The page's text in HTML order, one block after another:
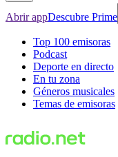
Abrir appDescubre Prime
Top 100 emisoras
Podcast
Deporte en directo
En tu zona
Géneros musicales
Temas de emisoras